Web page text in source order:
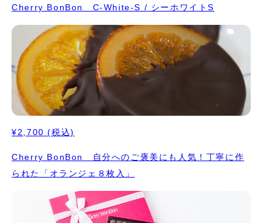
Cherry BonBon C-White-S / シーホワイトS
¥2,700 (税込)
Cherry BonBon 自分へのご褒美にも人気！丁寧に作
られた「オランジェ８枚入」